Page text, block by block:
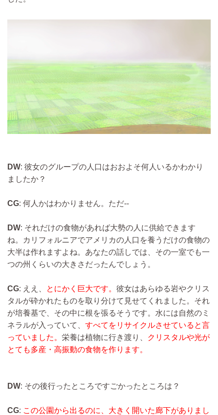
DW: 彼女のグループの人口はおおよそ何人いるかわかり
ましたか？
CG: 何人かはわかりません。ただ--
DW: それだけの食物があれば大勢の人に供給できます
ね。カリフォルニアでアメリカの人口を養うだけの食物の
大半は作れますよね。あなたの話しでは、その一室でも一
つの州くらいの大きさだったんでしょう。
CG: ええ、 とにかく巨大です。 彼女はあらゆる岩やクリス
タルが砕かれたものを取り分けて見せてくれました。それ
が培養基で、その中に根を張るそうです。水には自然のミ
ネラルが入っていて、 すべてをリサイクルさせていると言
っていました。 栄養は植物に行き渡り、
クリスタルや光が
とても多産・高振動の食物を作ります。
DW: その後行ったところですごかったところは？
CG: この公園から出るのに、大きく開いた廊下がありまし